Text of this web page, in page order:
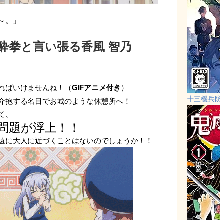
。」
拳と言い張る香風 智乃
ばいけませんね！（GIFアニメ付き ）
する名目でお城のような休憩所へ！
、
題が浮上！！
に大人に近づくことはないのでしょうか！！
十三機兵